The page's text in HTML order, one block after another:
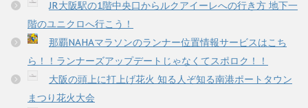
JR大阪駅の1階中央口からルクアイーレへの行き方 地下一
階のユニクロへ行こう！
那覇NAHAマラソンのランナー位置情報サービスはこち
ら！！ランナーズアップデートじゃなくてスポロク！！
大阪の頭上に打上げ花火 知る人ぞ知る南港ポートタウン
まつり花火大会